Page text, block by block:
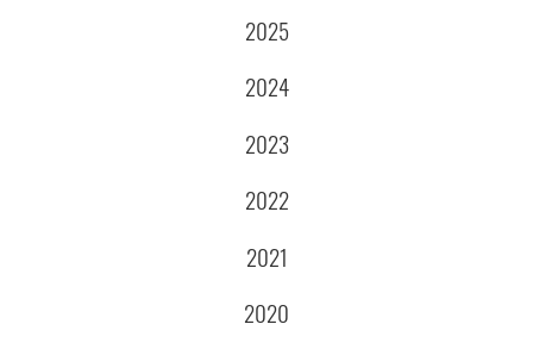
2025
2024
2023
2022
2021
2020